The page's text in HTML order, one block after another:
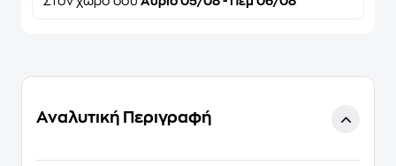
Αναλυτική Περιγραφή